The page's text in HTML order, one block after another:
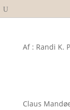
Af : Randi K.
Claus